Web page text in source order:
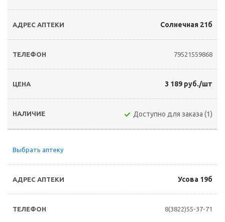
Солнечная 21б
79521559868
3 189 руб./шт
Доступно для заказа (1)
Выбрать аптеку
Усова 19б
8(3822)55-37-71